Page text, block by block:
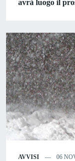
avrà luogo il
AVVISI 06